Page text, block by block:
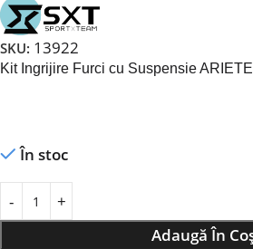
SKU: 13922
Kit Ingrijire Furci cu Suspensie ARIETE
În stoc
Adaugă În